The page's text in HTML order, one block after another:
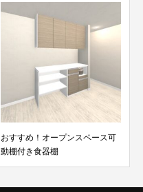
おすすめ！オープンスペース可
動棚付き食器棚